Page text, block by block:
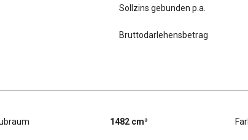
Sollzins gebunden p.a.
Bruttodarlehensbetrag
1482 cm³